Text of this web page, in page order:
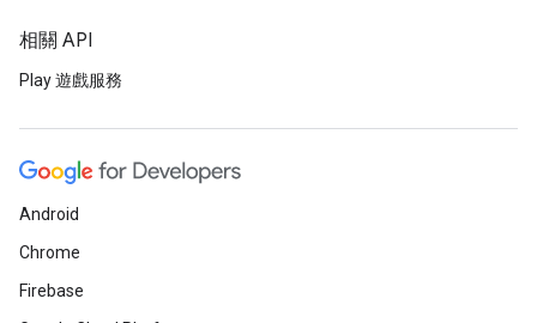
相關 API
Play 遊戲服務
Android
Chrome
Firebase